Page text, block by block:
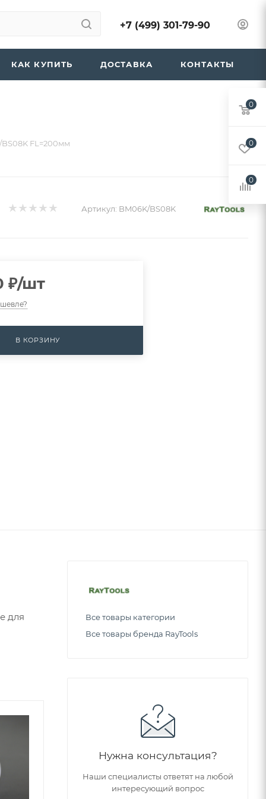
+7 (499) 301-79-90
КАК КУПИТЬ ДОСТАВКА КОНТАКТЫ
FL=200мм
Артикул: BM06K/BS08K
₽/шт
В КОРЗИНУ
для
Все товары категории
Все товары бренда RayTools
Нужна консультация?
Наши специалисты ответят на любой
интересующий вопрос
0
0
0